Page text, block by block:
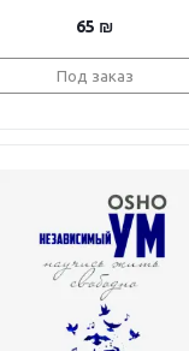
концентрацию и
дыхательные техники
65 ₪
Под заказ